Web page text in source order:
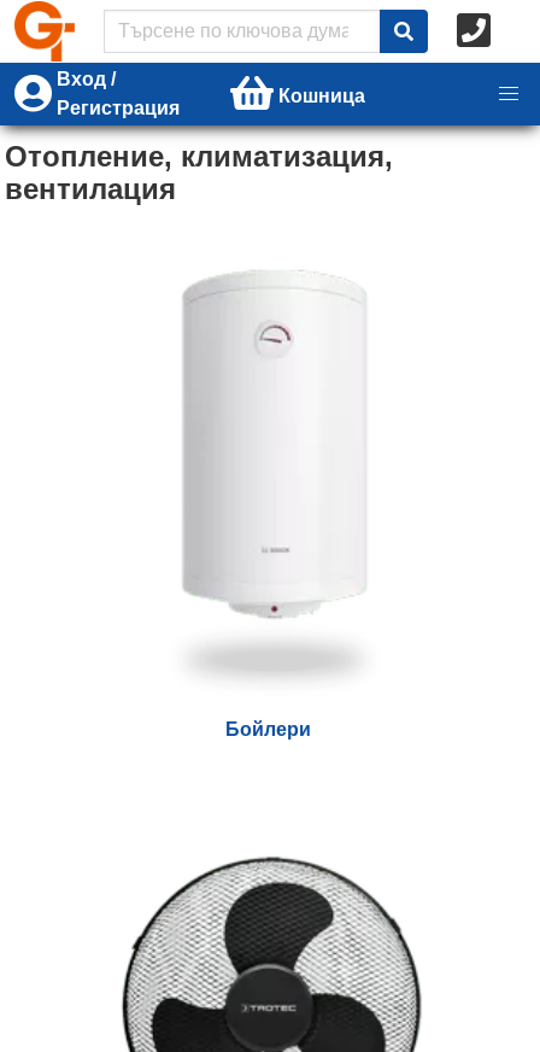
Вход /
Регистрация
Кошница
Отопление, климатизация,
вентилация
Бойлери